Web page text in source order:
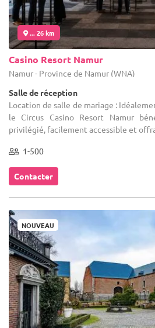
... 26 km
Casino Resort Namur
Namur - Province de Namur (WNA)
Salle de réception
Location de salle de mariage :
le Circus Casino Resort Namur
privilégié, facilement accessible et
1-500
Contacter
NOUVEAU